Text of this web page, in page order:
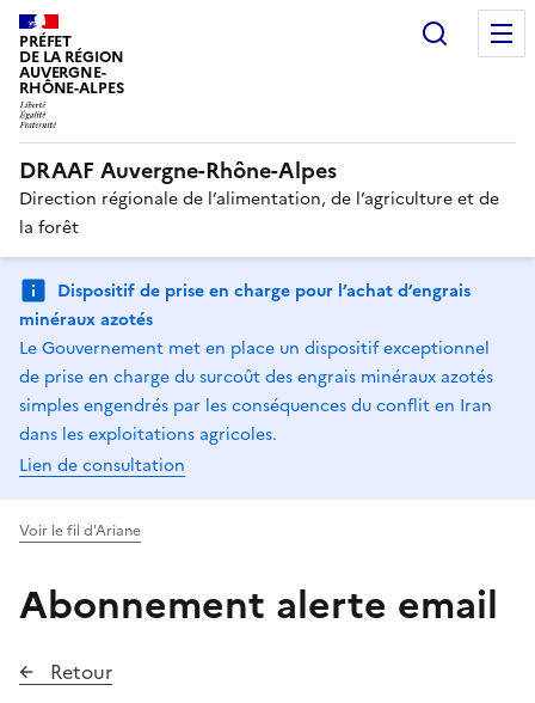
PRÉFET
DE LA RÉGION
AUVERGNE-
RHÔNE-ALPES
DRAAF Auvergne-Rhône-Alpes
Direction régionale de l’alimentation, de l’agriculture et de
la forêt
Dispositif de prise en charge pour l’achat d’engrais
minéraux azotés
Le Gouvernement met en place un dispositif exceptionnel
de prise en charge du surcoût des engrais minéraux azotés
simples engendrés par les conséquences du conflit en Iran
dans les exploitations agricoles.
Lien de consultation
Voir le fil d'Ariane
Abonnement alerte email
Retour